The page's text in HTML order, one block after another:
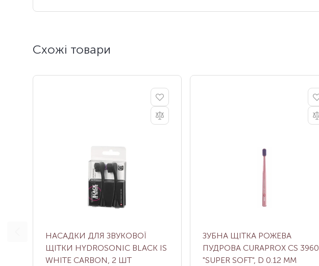
Схожі товари
НАСАДКИ ДЛЯ ЗВУКОВОЇ
ЩІТКИ HYDROSONIC BLACK IS
WHITE CARBON, 2 ШТ
ЗУБНА ЩІТКА РОЖЕВА
ПУДРОВА CURAPROX CS 3960
"SUPER SOFT", D 0.12 ММ